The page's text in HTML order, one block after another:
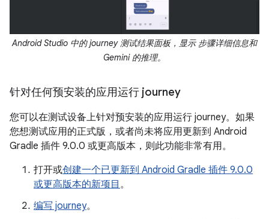
Android Studio 中的 journey 测试结果面板，显示 步骤详细信息和
Gemini 的推理。
针对任何预安装的应用运行 journey
您可以在测试设备上针对预安装的应用运行 journey。如果
您想测试应用的正式版，或者尚未将应用更新到 Android
Gradle 插件 9.0.0 或更高版本，则此功能非常有用。
打开或创建一个已更新到 Android Gradle 插件 9.0.0
或更高版本的新项目 。
编写 journey。